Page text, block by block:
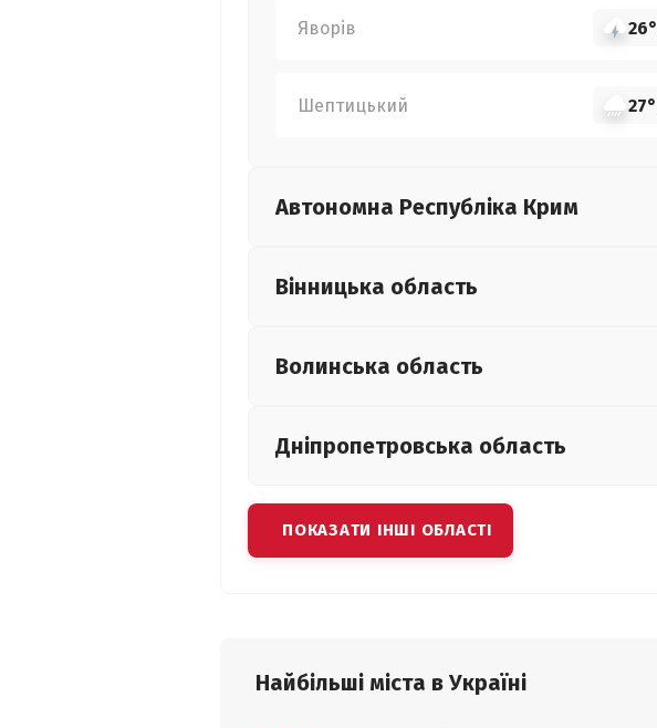
Яворів 26°
Шептицький 27°
Автономна Республіка Крим
Вінницька область
Волинська область
Дніпропетровська область
ПОКАЗАТИ ІНШІ ОБЛАСТІ
Найбільші міста в Україні